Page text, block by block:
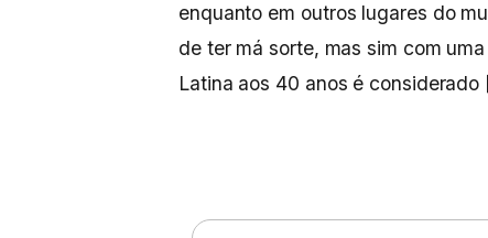
enquanto em outros lugares do
de ter má sorte, mas sim com
Latina aos 40 anos é considerado